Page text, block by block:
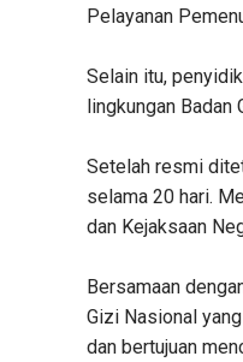
Pelayanan
Selain itu,
lingkungan Badan
Setelah resmi
selama 20 hari.
dan Kejaksaan
Bersamaan
Gizi Nasional
dan bertujuan